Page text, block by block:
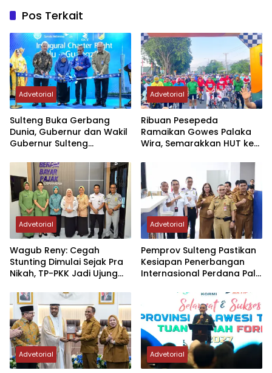
Pos Terkait
Advetorial
Sulteng Buka Gerbang
Dunia, Gubernur dan Wakil
Gubernur Sulteng
Perdana Internasional
Palu-Guangzhou
Advetorial
Ribuan Pesepeda
Ramaikan Gowes Palaka
Wira, Semarakkan HUT ke-1
Advetorial
Wagub Reny: Cegah
Stunting Dimulai Sejak Pra
Nikah, TP-PKK Jadi Ujung
Advetorial
Pemprov Sulteng Pastikan
Kesiapan Penerbangan
Internasional Perdana Palu
Advetorial Advetorial